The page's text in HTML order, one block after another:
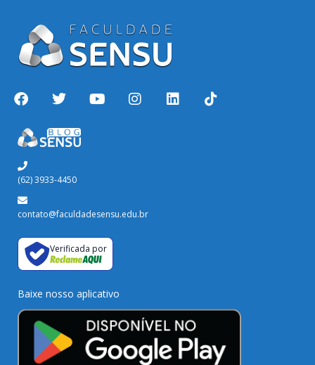
(62) 3933-4450
contato@faculdadesensu.edu.br
Verificada por
Baixe nosso aplicativo